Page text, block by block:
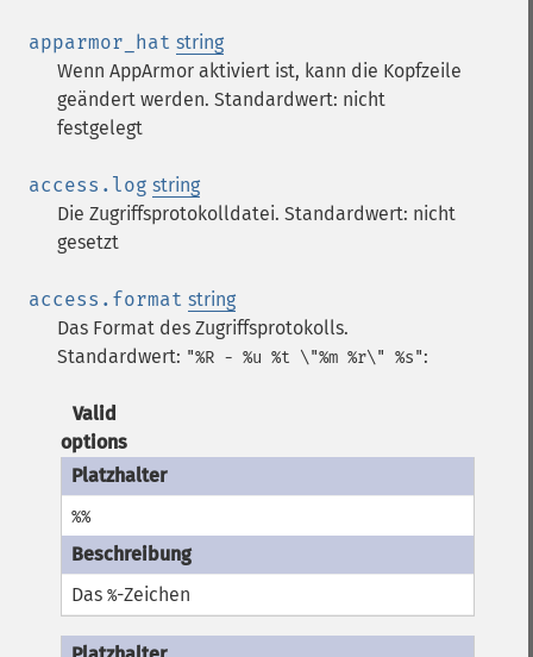
apparmor_hat string
Wenn AppArmor aktiviert ist, kann die Kopfzeile
geändert werden. Standardwert: nicht
festgelegt
access.log string
Die Zugriffsprotokolldatei. Standardwert: nicht
gesetzt
access.format string
Das Format des Zugriffsprotokolls.
Standardwert: "%R - %u %t \"%m %r\" %s":
Valid
options
%%
Das%-Zeichen